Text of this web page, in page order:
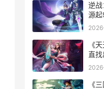
逆战
源起
未来
《
直
略
《